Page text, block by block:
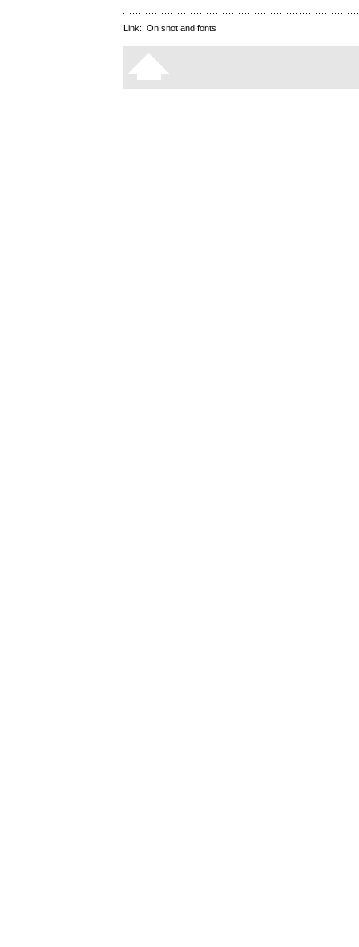
Link: On snot and fonts